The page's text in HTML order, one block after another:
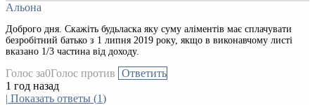
Альона
Доброго дня. Скажіть будьласка яку суму аліментів має сплачувати
безробітний батько з 1 липня 2019 року, якщо в виконавчому листі
вказано 1/3 частина від доходу.
Голос за0Голос против Ответить
1 год назад
| Показать ответы (1)